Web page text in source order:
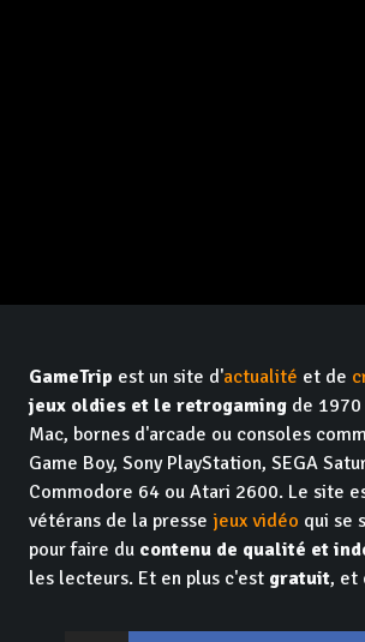
GameTrip est un site d'actualité et de
jeux oldies et le retrogaming de 1970
Mac, bornes d'arcade ou consoles
Game Boy, Sony PlayStation, SEGA
Commodore 64 ou Atari 2600. Le site
vétérans de la presse jeux vidéo qui se
pour faire du contenu de qualité et
les lecteurs. Et en plus c'est gratuit, et